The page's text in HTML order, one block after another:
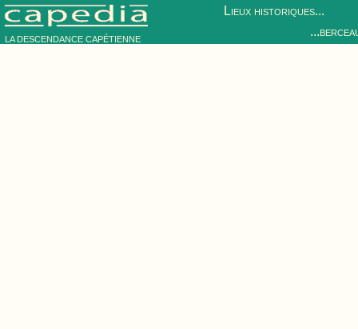
LA DESCENDANCE CAPÉTIENNE
Lieux historiques...